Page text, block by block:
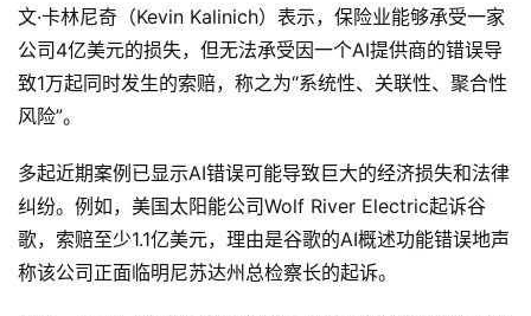
用
汇
I
知
识
库
文·卡林尼奇（Kevin Kalinich）表示，保险业能够承受一家
公司4亿美元的损失，但无法承受因一个AI提供商的错误导
致1万起同时发生的索赔，称之为“系统性、关联性、聚合性
风险”。
多起近期案例已显示AI错误可能导致巨大的经济损失和法律
纠纷。例如，美国太阳能公司Wolf River Electric起诉谷
歌，索赔至少1.1亿美元，理由是谷歌的AI概述功能错误地声
称该公司正面临明尼苏达州总检察长的起诉。